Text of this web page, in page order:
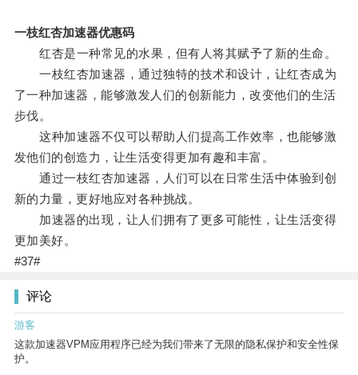
一枝红杏加速器优惠码
红杏是一种常见的水果，但有人将其赋予了新的生命。
一枝红杏加速器，通过独特的技术和设计，让红杏成为
了一种加速器，能够激发人们的创新能力，改变他们的生活
步伐。
这种加速器不仅可以帮助人们提高工作效率，也能够激
发他们的创造力，让生活变得更加有趣和丰富。
通过一枝红杏加速器，人们可以在日常生活中体验到创
新的力量，更好地应对各种挑战。
加速器的出现，让人们拥有了更多可能性，让生活变得
更加美好。
#37#
评论
游客
这款加速器VPM应用程序已经为我们带来了无限的隐私保护和安全性保
护。